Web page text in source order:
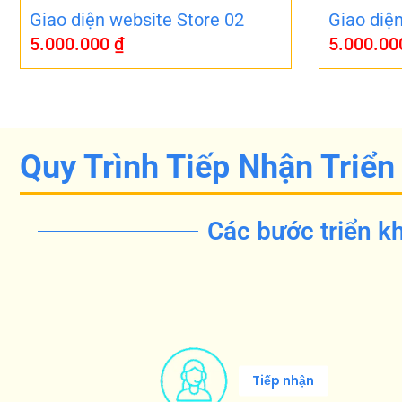
Giao diện website Store 02
5.000.000 ₫
Giao
Quy Trình Tiếp Nhận
Các bước triển
Tiếp nhận